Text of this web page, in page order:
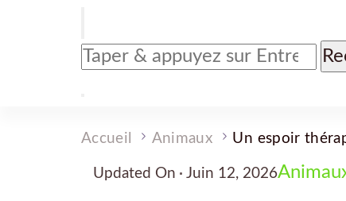
Vous
recherchiez
?
Accueil Animaux Un espoir
Updated On Juin 12, 2026